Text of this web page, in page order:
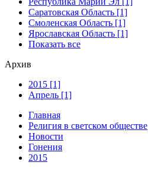
Саратовская Область [1]
Смоленская Область [1]
Ярославская Область [1]
Показать все
Архив
2015 [1]
Апрель [1]
Главная
Религия в светском обществе
Новости
Гонения
2015